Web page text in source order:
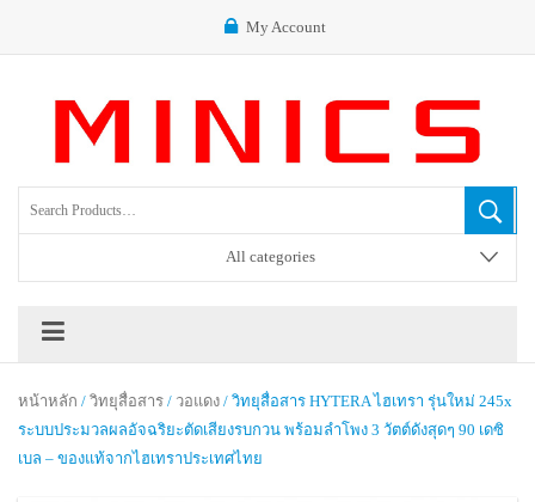
My Account
All categories
หน้าหลัก / วิทยุสื่อสาร / วอแดง / วิทยุสื่อสาร HYTERA ไฮเทรา รุ่นใหม่ 245x
ระบบประมวลผลอัจฉริยะตัดเสียงรบกวน พร้อมลำโพง 3 วัตต์ดังสุดๆ 90 เดซิ
เบล – ของแท้จากไฮเทราประเทศไทย